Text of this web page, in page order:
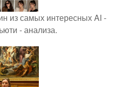
из самых интересных AI -
- анализа.